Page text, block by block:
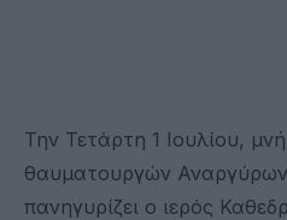
Την Τετάρτη 1 Ιουλίου,
θαυματουργών
πανηγυρίζει ο ιερός